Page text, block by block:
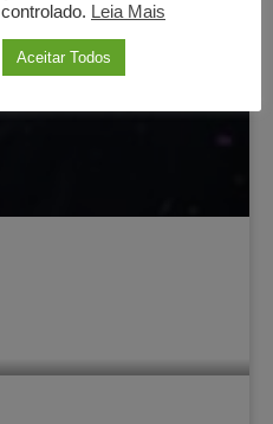
Leia Mais
Aceitar Todos